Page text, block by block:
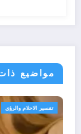
مواضيع